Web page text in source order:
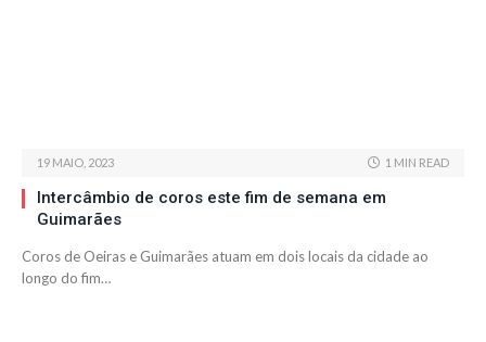
19 MAIO, 2023 1 MIN READ
Intercâmbio de coros este fim de semana em
Guimarães
Coros de Oeiras e Guimarães atuam em dois locais da cidade ao
longo do fim…